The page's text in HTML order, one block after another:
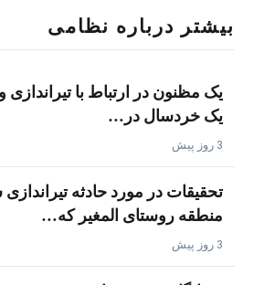
بیشتر درباره نظامی
یک مظنون در ارتباط با
یک خردسال در…
3 روز پیش
تحقیقات در مورد حادثه
منطقه روستای المغیر که…
3 روز پیش